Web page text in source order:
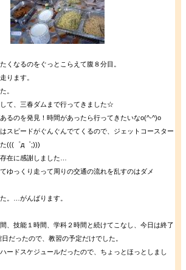
くなるのをぐっとこらえて腹８分目。
ります。
。
て、三春ダムまで行ってきました☆
るのを発見！時間があったら行ってきたいなo(^-^)o
スピードがぐんぐんでてくるので、ジェットコースター
(((゜д゜;)))
在に感謝しました…
ゆっくり走って周りの交通の流れを乱すのはダメ
。…がんばります。
、技能１時間、学科２時間と続けてこなし、今日は終了
だったので、教習の予定だけでした。
ードスケジュールだったので、ちょっとほっとしまし